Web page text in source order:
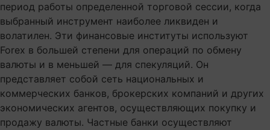
период работы определенной торговой сессии, когда
выбранный инструмент наиболее ликвиден и
волатилен. Эти финансовые институты используют
Forex в большей степени для операций по обмену
валюты и в меньшей — для спекуляций. Он
представляет собой сеть национальных и
коммерческих банков, брокерских компаний и других
экономических агентов, осуществляющих покупку и
продажу валюты. Частные банки осуществляют